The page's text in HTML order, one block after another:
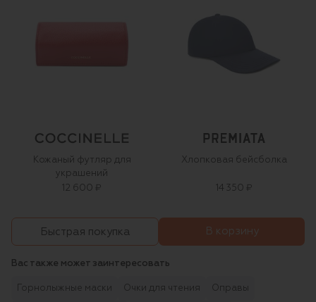
Кожаный футляр для
украшений
12 600 ₽
Хлопковая бейсболка
14 350 ₽
Быстрая покупка В корзину
Вас также может заинтересовать
Горнолыжные маски Очки для чтения Оправы